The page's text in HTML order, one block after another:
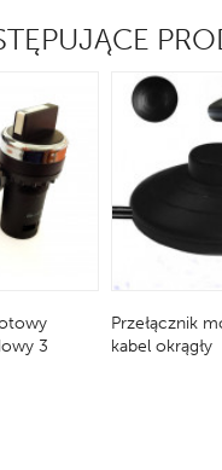
3
Przełącznik
kabel okrągły